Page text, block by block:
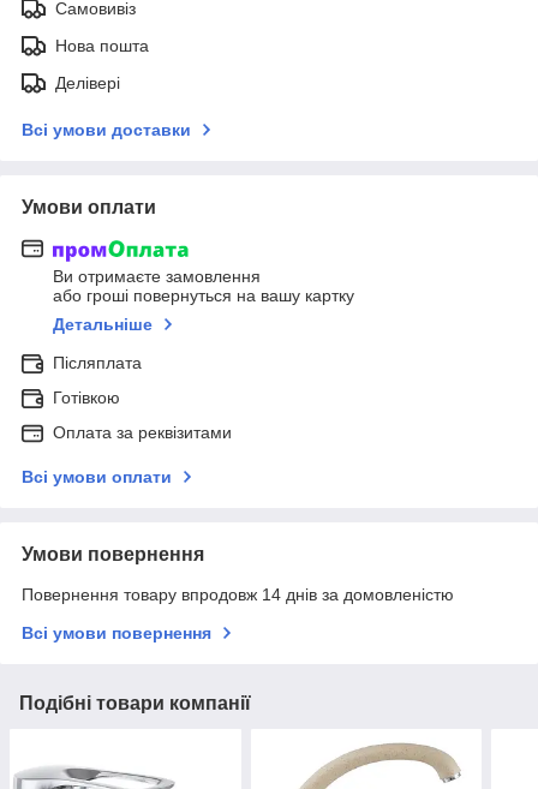
Самовивіз
Нова пошта
Делівері
Всі умови доставки
Умови оплати
Ви отримаєте замовлення
або гроші повернуться на вашу картку
Детальніше
Післяплата
Готівкою
Оплата за реквізитами
Всі умови оплати
Умови повернення
Повернення товару впродовж 14 днів за домовленістю
Всі умови повернення
Подібні товари компанії